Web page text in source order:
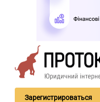
Зарегистрироваться